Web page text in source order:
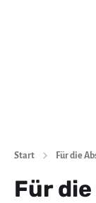
Start Für die
Für